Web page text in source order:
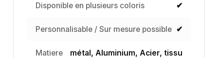
Disponible en plusieurs coloris ✔
Personnalisable / Sur mesure possible ✔
Matiere métal, Aluminium, Acier, tissu